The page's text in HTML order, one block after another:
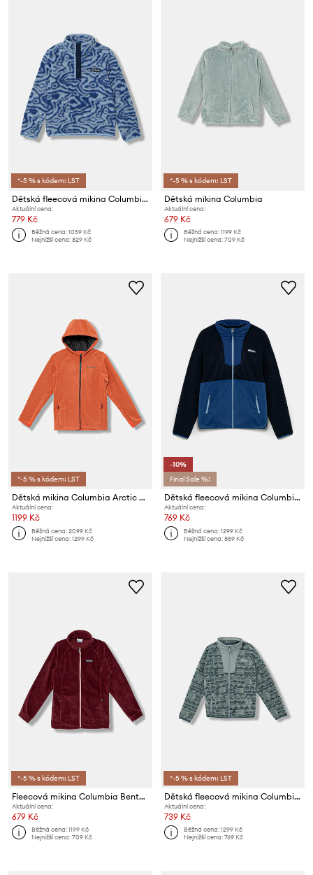
*-5 % s kódem: LST
Dětská fleecová mikina Columbia Helvetia
Aktuální cena:
779 Kč
Běžná cena:1059 Kč
Nejnižší cena:829 Kč
*-5 % s kódem: LST
Dětská mikina Columbia
Aktuální cena:
679 Kč
Běžná cena:1199 Kč
Nejnižší cena:709 Kč
*-5 % s kódem: LST
Dětská mikina Columbia Arctic Peak
Aktuální cena:
1199 Kč
Běžná cena:2099 Kč
Nejnižší cena:1299 Kč
-10%
Final Sale %!
Dětská fleecová mikina Columbia Sequoia Grove
Aktuální cena:
769 Kč
Běžná cena:1299 Kč
Nejnižší cena:859 Kč
*-5 % s kódem: LST
Fleecová mikina Columbia Benton Springs
Aktuální cena:
679 Kč
Běžná cena:1199 Kč
Nejnižší cena:709 Kč
*-5 % s kódem: LST
Dětská fleecová mikina Columbia Sequoia Grove
Aktuální cena:
739 Kč
Běžná cena:1299 Kč
Nejnižší cena:769 Kč